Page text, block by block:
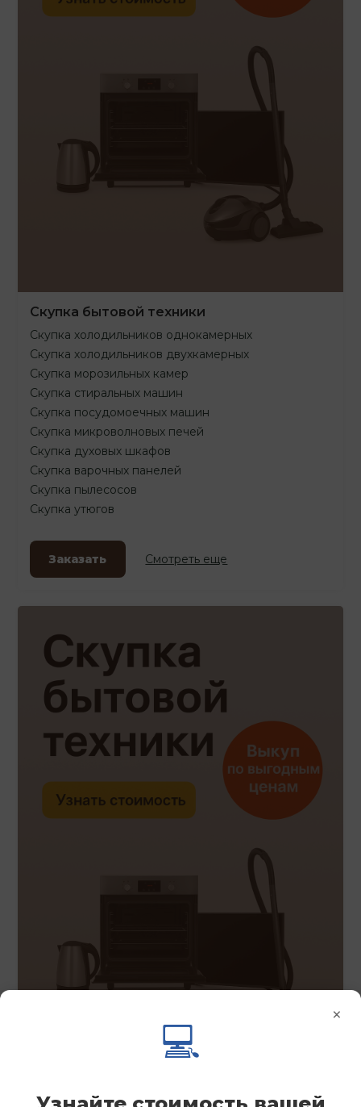
Скупка бытовой техники
Скупка холодильников однокамерных
Скупка холодильников двухкамерных
Скупка морозильных камер
Скупка стиральных машин
Скупка посудомоечных машин
Скупка микроволновых печей
Скупка духовых шкафов
Скупка варочных панелей
Скупка пылесосов
Скупка утюгов
Заказать Смотреть еще
×
💻